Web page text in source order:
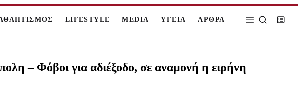
LIFESTYLE MEDIA ΥΓΕΙΑ ΑΡΘΡΑ
– Φόβοι για αδιέξοδο, σε αναμονή η ειρήνη